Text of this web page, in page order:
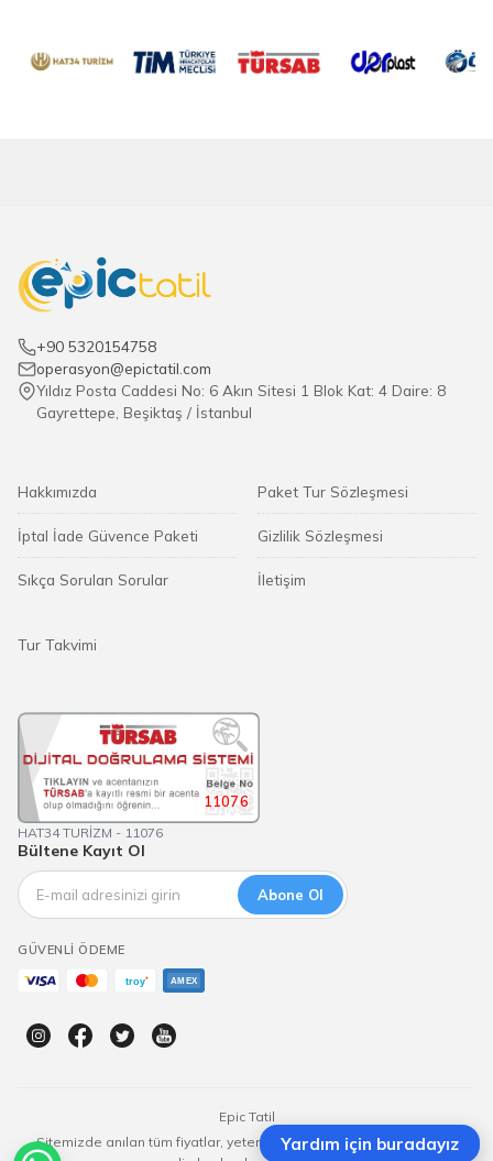
+90 5320154758
operasyon@epictatil.com
Yıldız Posta Caddesi No: 6 Akın Sitesi 1 Blok Kat: 4 Daire: 8
Gayrettepe, Beşiktaş / İstanbul
Hakkımızda
İptal İade Güvence Paketi
Sıkça Sorulan Sorular
Paket Tur Sözleşmesi
Gizlilik Sözleşmesi
İletişim
Tur Takvimi
11076
HAT34 TURİZM - 11076
Bültene Kayıt Ol
Abone Ol
GÜVENLI ÖDEME
Epic Tatil
Sitemizde anılan tüm fiyatlar, yeterli kontenjan olması durumunda
Yardım için buradayız